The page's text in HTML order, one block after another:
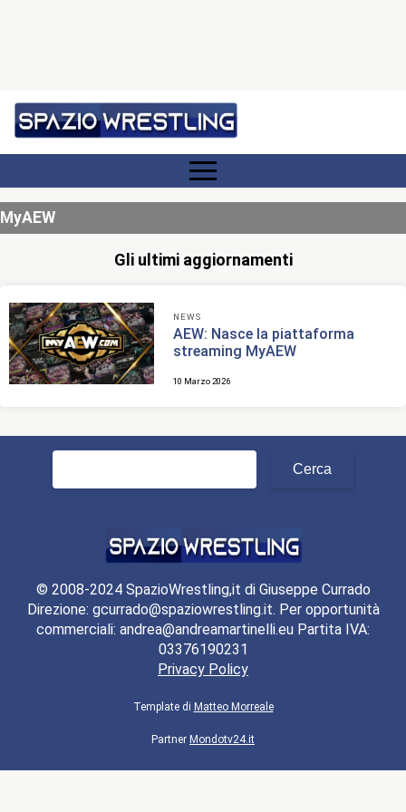
MyAEW
Gli ultimi aggiornamenti
NEWS
AEW: Nasce la piattaforma
streaming MyAEW
10 Marzo 2026
Ricerca
© 2008-2024 SpazioWrestling,it di Giuseppe Currado
Direzione: gcurrado@spaziowrestling.it. Per opportunità
commerciali: andrea@andreamartinelli.eu Partita IVA:
03376190231
Privacy Policy
Template di Matteo Morreale
Partner Mondotv24.it